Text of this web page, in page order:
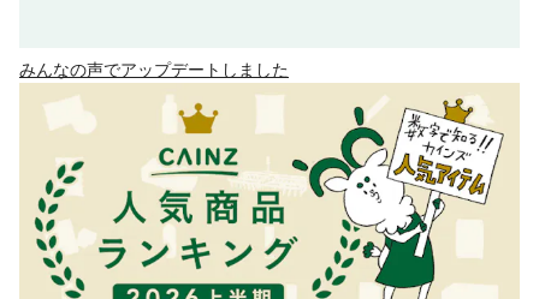
みんなの声でアップデートしました